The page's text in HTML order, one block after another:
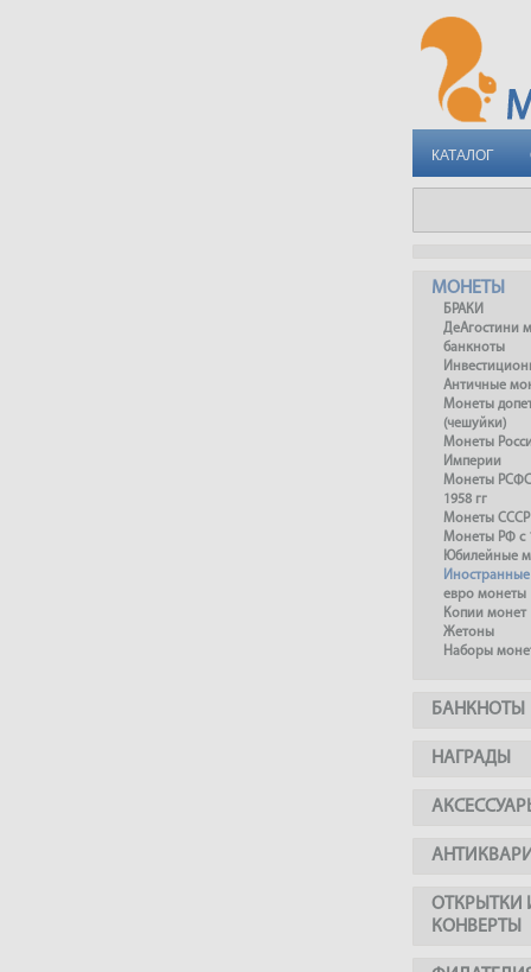
КАТАЛОГ
МОНЕТЫ
БРАКИ
ДеАгостини
банкноты
Античные
Монеты
(чешуйки)
Монеты
Империи
Монеты
1958 гг
Монеты СССР
Монеты РФ с
Юбилейные
евро монеты
Копии монет
Жетоны
Наборы
БАНКНОТЫ
НАГРАДЫ
ОТКРЫТКИ
КОНВЕРТЫ